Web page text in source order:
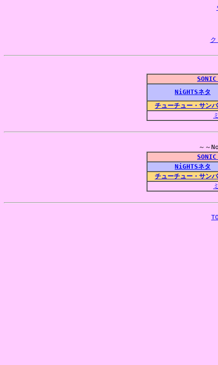
NiGHTSネタ
チューチュー・サン
NiGHTSネタ
チューチュー・サン